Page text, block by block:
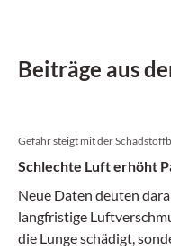
Beiträge aus
Gefahr steigt mit der
Schlechte Luft erhöht
Neue Daten deuten
langfristige
die Lunge schädigt,